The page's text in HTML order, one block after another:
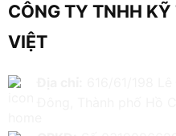
CÔNG TY TNHH
VIỆT